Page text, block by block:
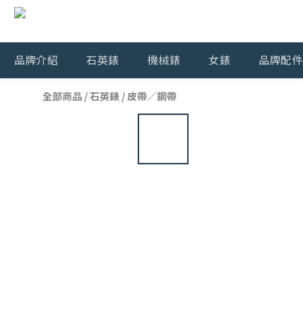
品牌介紹 石英錶 機械錶 女錶 品牌配件
全部商品 /石英錶 /皮帶／鋼帶